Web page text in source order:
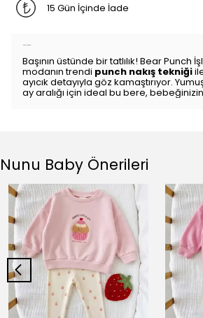
15 Gün İçinde İade
Başının üstünde bir tatlılık! Bear Punch
modanın trendi punch nakış tekniği
ayıcık detayıyla göz kamaştırıyor.
ay aralığı için ideal bu bere, bebeğinizin
Nunu Baby Önerileri